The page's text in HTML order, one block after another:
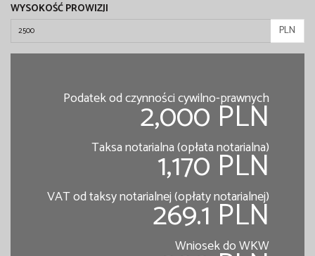
WYSOKOŚĆ PROWIZJI
PLN
Podatek od czynności cywilno-prawnych
2,000 PLN
Taksa notarialna (opłata notarialna)
1,170 PLN
VAT od taksy notarialnej (opłaty notarialnej)
269.1 PLN
Wniosek do WKW